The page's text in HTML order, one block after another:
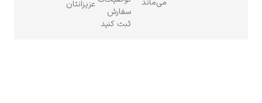
می‌ماند
سفارش
ثبت کنید
عزیزانتان